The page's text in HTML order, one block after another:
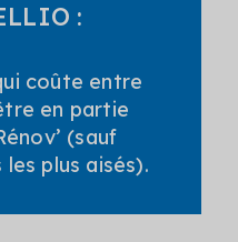
:
coûte entre
en partie
(sauf
plus aisés).